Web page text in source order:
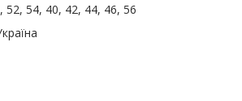
52, 54, 40, 42, 44, 46, 56